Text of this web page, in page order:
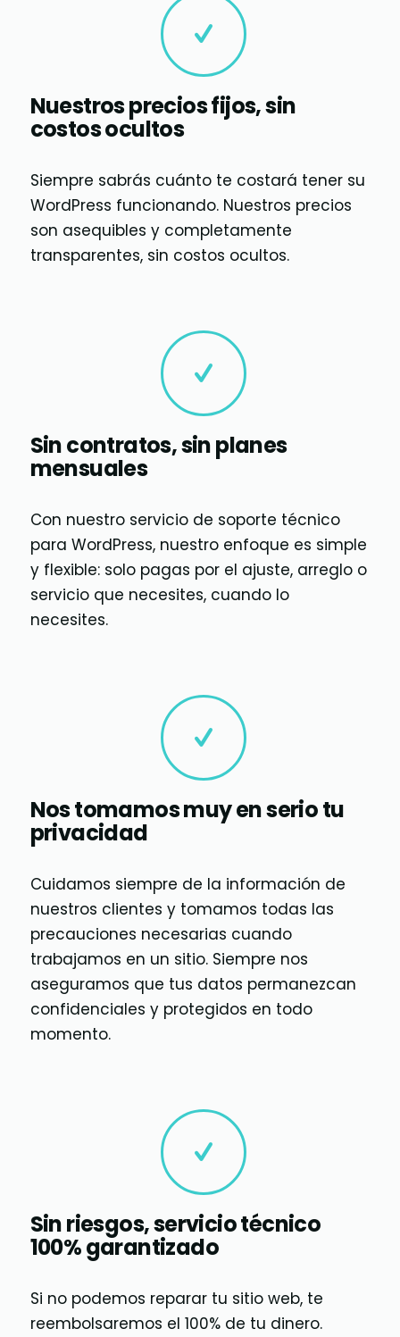
Nuestros precios fijos, sin
costos ocultos
Siempre sabrás cuánto te costará tener su
WordPress funcionando. Nuestros precios
son asequibles y completamente
transparentes, sin costos ocultos.
Sin contratos, sin planes
mensuales
Con nuestro servicio de soporte técnico
para WordPress, nuestro enfoque es simple
y flexible: solo pagas por el ajuste, arreglo o
servicio que necesites, cuando lo
necesites.
Nos tomamos muy en serio tu
privacidad
Cuidamos siempre de la información de
nuestros clientes y tomamos todas las
precauciones necesarias cuando
trabajamos en un sitio. Siempre nos
aseguramos que tus datos permanezcan
confidenciales y protegidos en todo
momento.
Sin riesgos, servicio técnico
100% garantizado
Si no podemos reparar tu sitio web, te
reembolsaremos el 100% de tu dinero.